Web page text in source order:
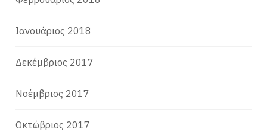
Ιανουάριος 2018
Δεκέμβριος 2017
Νοέμβριος 2017
Οκτώβριος 2017